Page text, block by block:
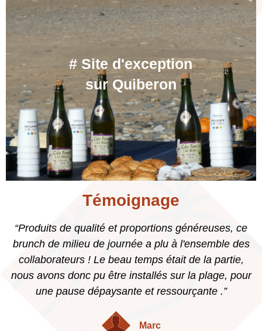
# Site d'exception
sur Quiberon
Accompagnateurs
qualifiés
# Site d'exception
sur Quiberon
Accompagnateurs
qualifiés
# Site d'exception
sur Quiberon
Accompagnateurs
qualifiés
Témoignage
“Produits de qualité et proportions généreuses, ce
brunch de milieu de journée a plu à l'ensemble des
collaborateurs ! Le beau temps était de la partie,
nous avons donc pu être installés sur la plage, pour
une pause dépaysante et ressourçante .”
Marc